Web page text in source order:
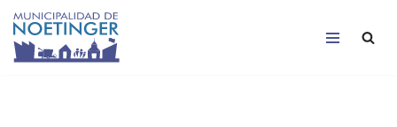
Saltar